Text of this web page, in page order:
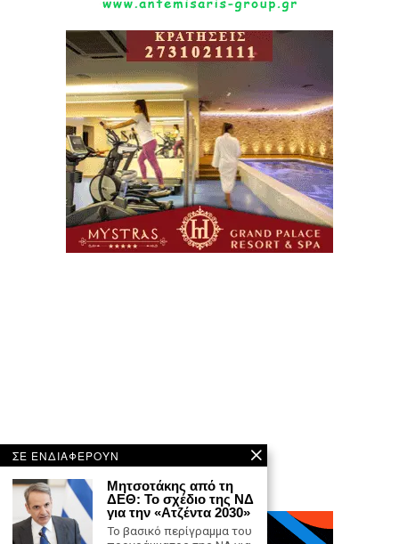
ΣΕ ΕΝΔΙΑΦΕΡΟΥΝ
Μητσοτάκης από τη
ΔΕΘ: Το σχέδιο της ΝΔ
για την «Ατζέντα 2030»
Το βασικό περίγραμμα του